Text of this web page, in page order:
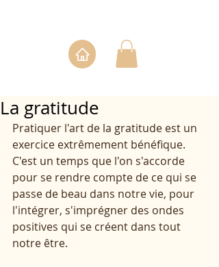
La gratitude
Pratiquer l'art de la gratitude est un
exercice extrêmement bénéfique.
C'est un temps que l'on s'accorde
pour se rendre compte de ce qui se
passe de beau dans notre vie, pour
l'intégrer, s'imprégner des ondes
positives qui se créent dans tout
notre être.